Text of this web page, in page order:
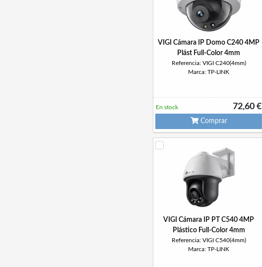
VIGI Cámara IP Domo C240 4MP
Plást Full-Color 4mm
Referencia: VIGI C240(4mm)
Marca: TP-LINK
72,60 €
En stock
Comprar
VIGI Cámara IP PT C540 4MP
Plástico Full-Color 4mm
Referencia: VIGI C540(4mm)
Marca: TP-LINK